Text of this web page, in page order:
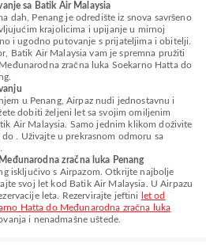
sa Batik Air Malaysia
dah, Penang je odredište iz snova savršeno
krajolicima i upijanje u mirnoj
i ugodno putovanje s prijateljima i obitelji.
Batik Air Malaysia vam je spremna pružiti
zračna luka Soekarno Hatta do
u Penang, Airpaz nudi jednostavnu i
dobiti željeni let sa svojim omiljenim
Air Malaysia. Samo jednim klikom doživite
. Uživajte u prekrasnom odmoru sa
zračna luka Penang
isključivo s Airpazom. Otkrijte najbolje
svoj let kod Batik Air Malaysia. U Airpazu
leta. Rezervirajte jeftini
let od
Hatta do Međunarodna zračna luka
i nenadmašne uštede.